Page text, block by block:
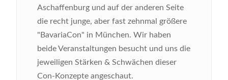
Aschaffenburg und auf der anderen Seite
die recht junge, aber fast zehnmal größere
"BavariaCon" in München. Wir haben
beide Veranstaltungen besucht und uns die
jeweiligen Stärken & Schwächen dieser
Con-Konzepte angeschaut.